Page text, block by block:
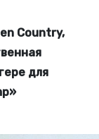
Country,
для